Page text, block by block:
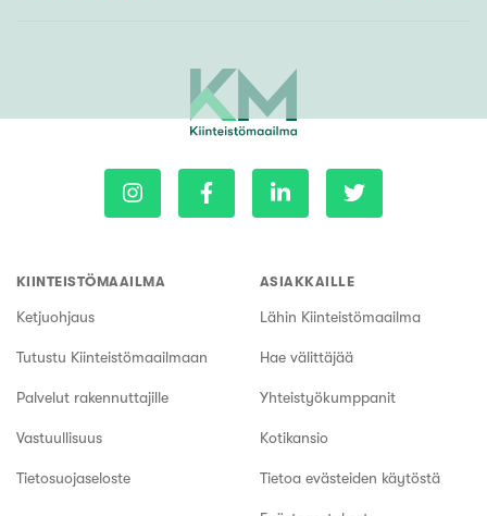
KIINTEISTÖMAAILMA
Ketjuohjaus
Tutustu Kiinteistömaailmaan
Palvelut rakennuttajille
Vastuullisuus
Tietosuojaseloste
ASIAKKAILLE
Lähin Kiinteistömaailma
Hae välittäjää
Yhteistyökumppanit
Kotikansio
Tietoa evästeiden käytöstä